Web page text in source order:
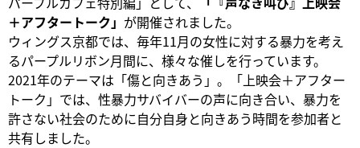
＋アフタートーク」 が開催されました。
ウィングス京都では、毎年11月の女性に対する暴力を考え
るパープルリボン月間に、様々な催しを行っています。
2021年のテーマは「傷と向きあう」。「上映会＋アフター
トーク」では、性暴力サバイバーの声に向き合い、暴力を
許さない社会のために自分自身と向きあう時間を参加者と
共有しました。